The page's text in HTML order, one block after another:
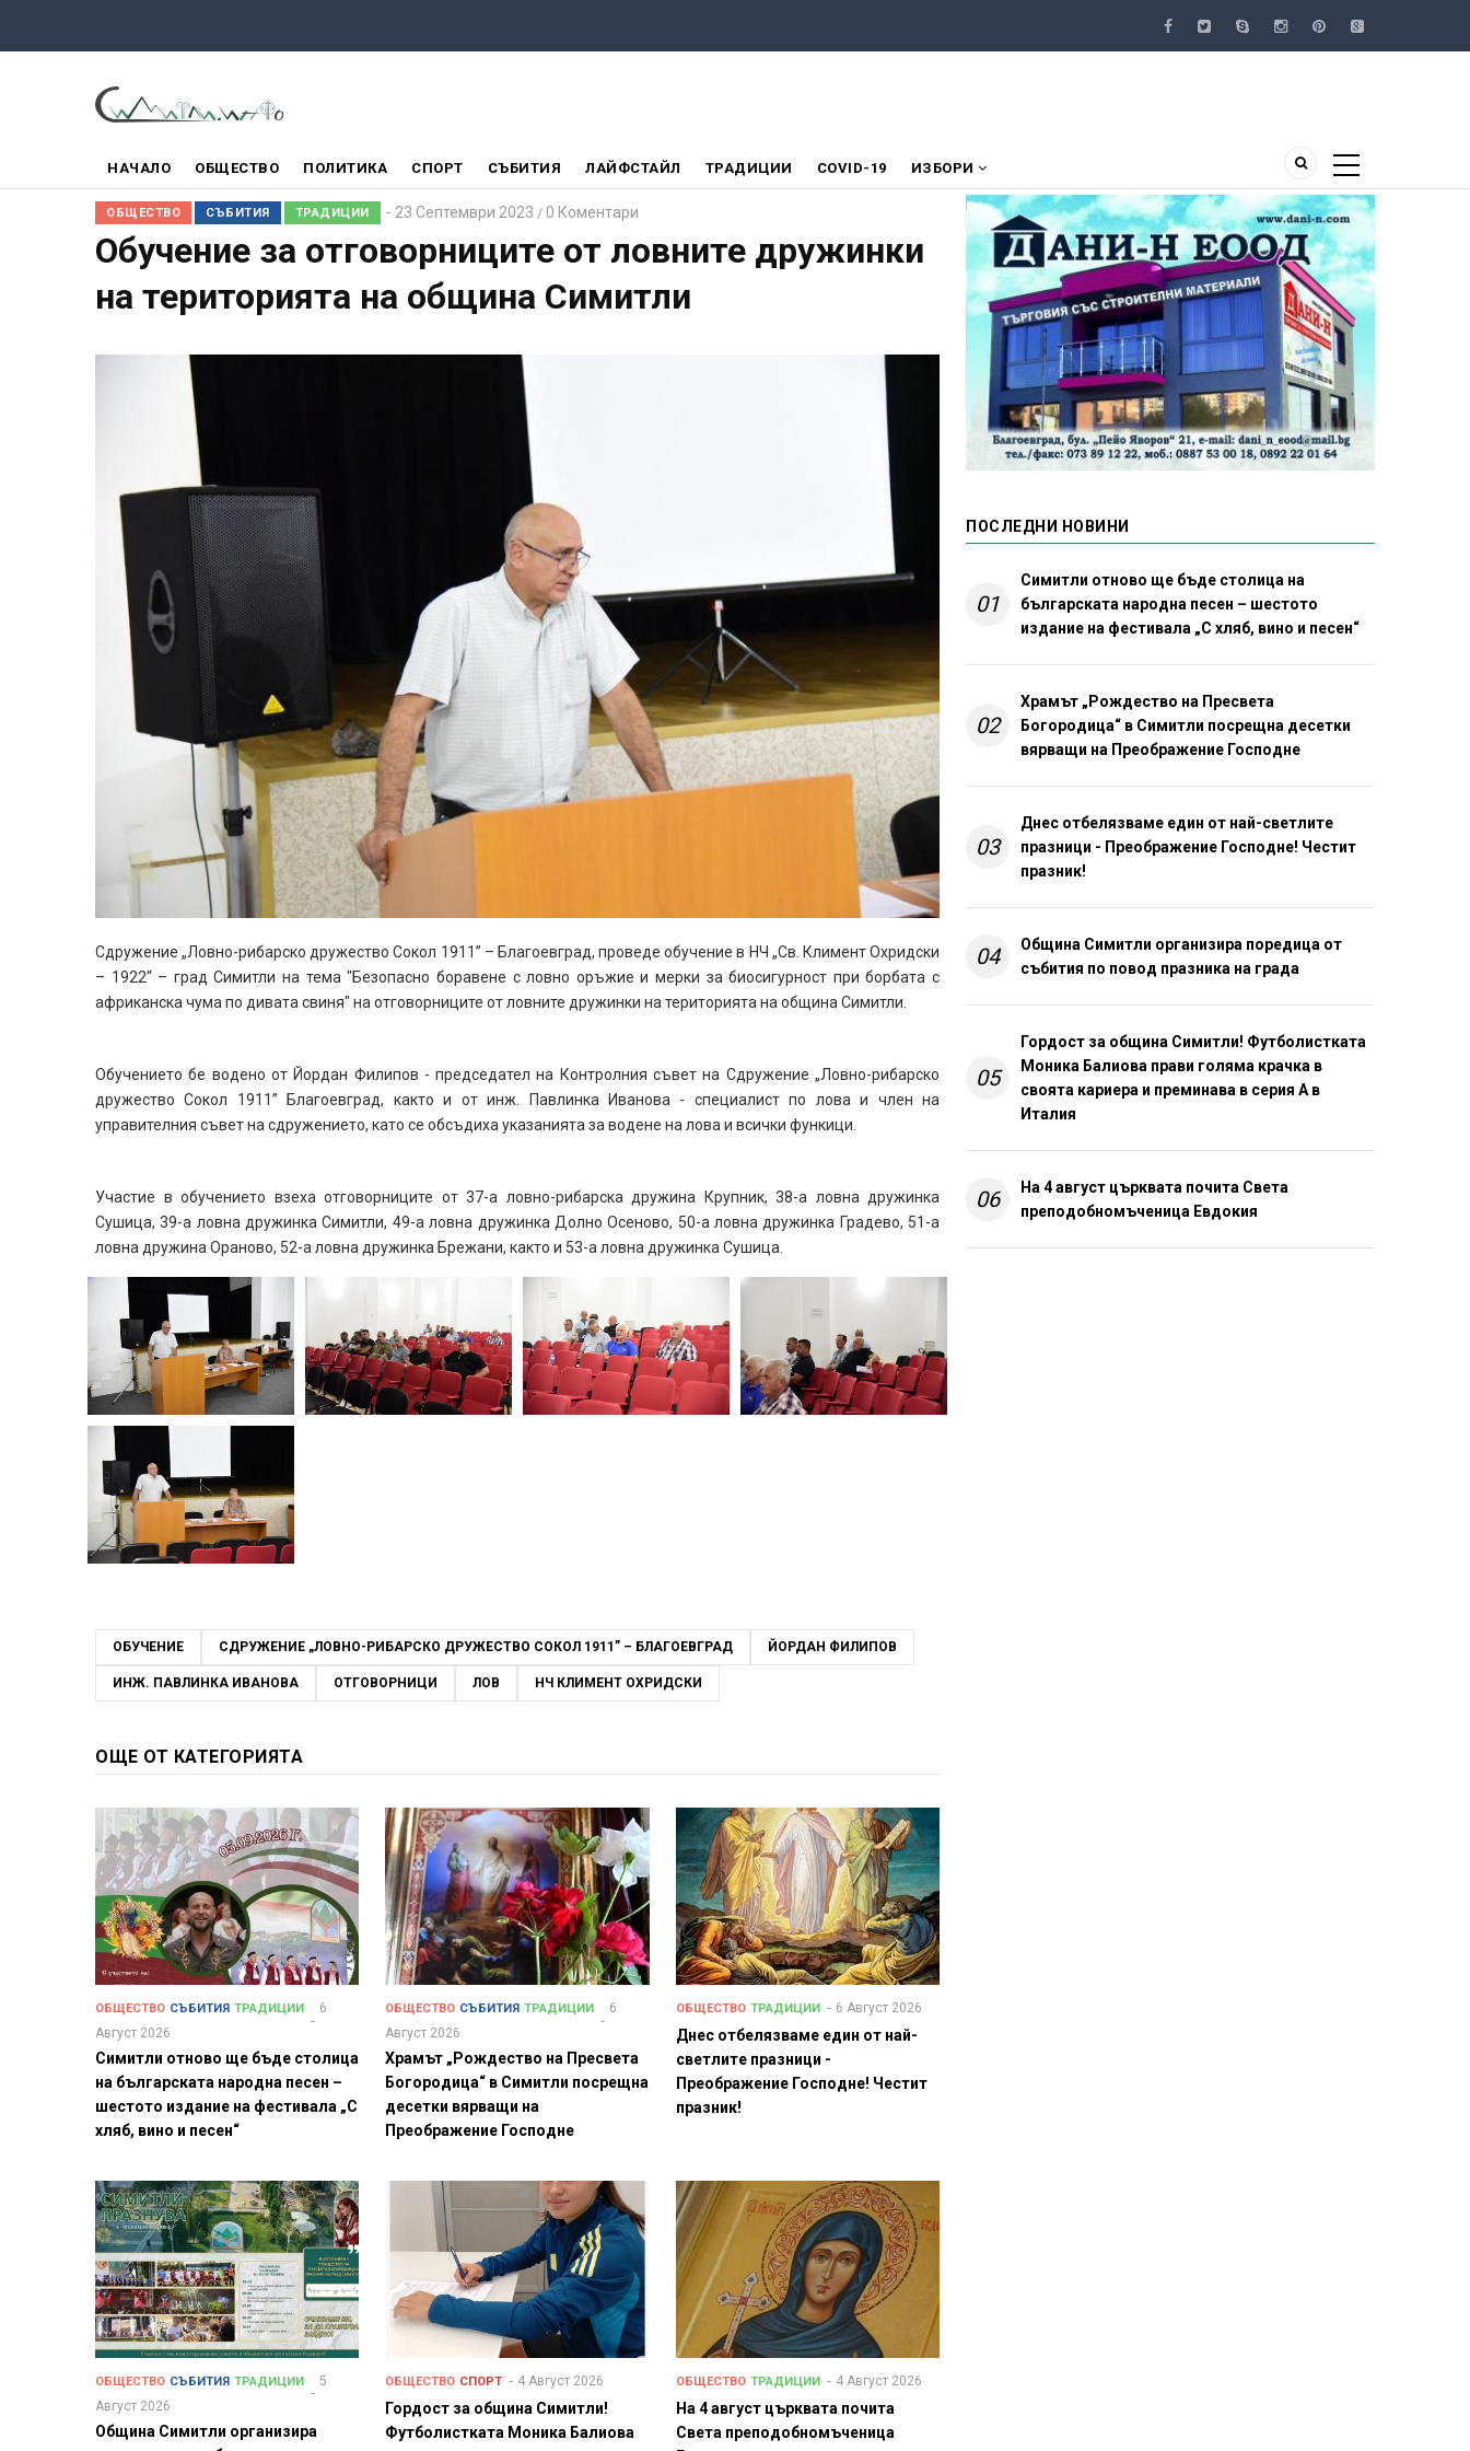
МЕНЮ
НАЧАЛО ОБЩЕСТВО ПОЛИТИКА СПОРТ СЪБИТИЯ ЛАЙФСТАЙЛ ТРАДИЦИИ COVID-19 ИЗБОРИ
ОБЩЕСТВО СЪБИТИЯ ТРАДИЦИИ 23 Септември 2023 / 0 Коментари
Обучение за отговорниците от ловните дружинки
на територията на община Симитли
Сдружение „Ловно-рибарско дружество Сокол 1911” – Благоевград, проведе обучение в НЧ „Св. Климент Охридски
– 1922“ – град Симитли на тема "Безопасно боравене с ловно оръжие и мерки за биосигурност при борбата с
африканска чума по дивата свиня" на отговорниците от ловните дружинки на територията на община Симитли.
Обучението бе водено от Йордан Филипов - председател на Контролния съвет на Сдружение „Ловно-рибарско
дружество Сокол 1911” Благоевград, както и от инж. Павлинка Иванова - специалист по лова и член на
управителния съвет на сдружението, като се обсъдиха указанията за водене на лова и всички функици.
Участие в обучението взеха отговорниците от 37-а ловно-рибарска дружина Крупник, 38-а ловна дружинка
Сушица, 39-а ловна дружинка Симитли, 49-а ловна дружинка Долно Осеново, 50-а ловна дружинка Градево, 51-а
ловна дружина Ораново, 52-а ловна дружинка Брежани, както и 53-а ловна дружинка Сушица.
ОБУЧЕНИЕ СДРУЖЕНИЕ „ЛОВНО-РИБАРСКО ДРУЖЕСТВО СОКОЛ 1911” – БЛАГОЕВГРАД ЙОРДАН ФИЛИПОВ
ИНЖ. ПАВЛИНКА ИВАНОВА ОТГОВОРНИЦИ ЛОВ НЧ КЛИМЕНТ ОХРИДСКИ
ОЩЕ ОТ КАТЕГОРИЯТА
ОБЩЕСТВО СЪБИТИЯ ТРАДИЦИИ
6
Август 2026
Симитли отново ще бъде столица
на българската народна песен –
шестото издание на фестивала „С
хляб, вино и песен“
ОБЩЕСТВО СЪБИТИЯ ТРАДИЦИИ
6
Август 2026
Храмът „Рождество на Пресвета
Богородица“ в Симитли посрещна
десетки вярващи на
Преображение Господне
ОБЩЕСТВО ТРАДИЦИИ 6 Август 2026
Днес отбелязваме един от най-
светлите празници -
Преображение Господне! Честит
празник!
ОБЩЕСТВО СЪБИТИЯ ТРАДИЦИИ
5
Август 2026
Община Симитли организира
ОБЩЕСТВО СПОРТ 4 Август 2026
Гордост за община Симитли!
Футболистката Моника Балиова
ОБЩЕСТВО ТРАДИЦИИ 4 Август 2026
На 4 август църквата почита
Света преподобномъченица
ПОСЛЕДНИ НОВИНИ
01
Симитли отново ще бъде столица на
българската народна песен – шестото
издание на фестивала „С хляб, вино и песен“
02
Храмът „Рождество на Пресвета
Богородица“ в Симитли посрещна десетки
вярващи на Преображение Господне
03
Днес отбелязваме един от най-светлите
празници - Преображение Господне! Честит
празник!
04
Община Симитли организира поредица от
събития по повод празника на града
05
Гордост за община Симитли! Футболистката
Моника Балиова прави голяма крачка в
своята кариера и преминава в серия А в
Италия
06
На 4 август църквата почита Света
преподобномъченица Евдокия